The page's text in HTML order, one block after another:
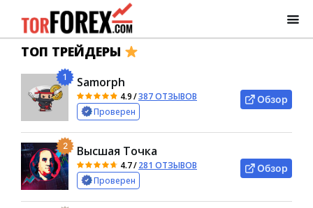
ТОП ТРЕЙДЕРЫ
1 Samorph
4.9/387 ОТЗЫВОВ
Проверен
Обзор
2 Высшая Точка
4.7/281 ОТЗЫВОВ
Проверен
Обзор